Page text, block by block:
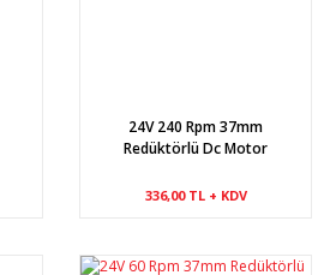
24V 240 Rpm 37mm
Redüktörlü Dc Motor
336,00 TL + KDV